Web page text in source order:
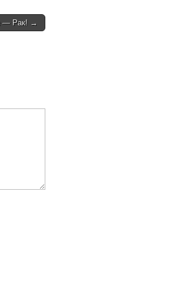
— Рак! →